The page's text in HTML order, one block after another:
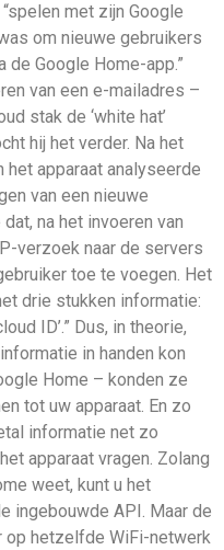
met zijn Google
om nieuwe gebruikers
de Google Home-app.”
van een e-mailadres –
stak de ‘white hat’
hij het verder. Na het
apparaat analyseerde
van een nieuwe
na het invoeren van
verzoek naar de servers
toe te voegen. Het
drie stukken informatie:
ID’.” Dus, in theorie,
in handen kon
Home – konden ze
tot uw apparaat. En zo
informatie net zo
apparaat vragen. Zolang
weet, kunt u het
ingebouwde API. Maar de
op hetzelfde WiFi-netwerk